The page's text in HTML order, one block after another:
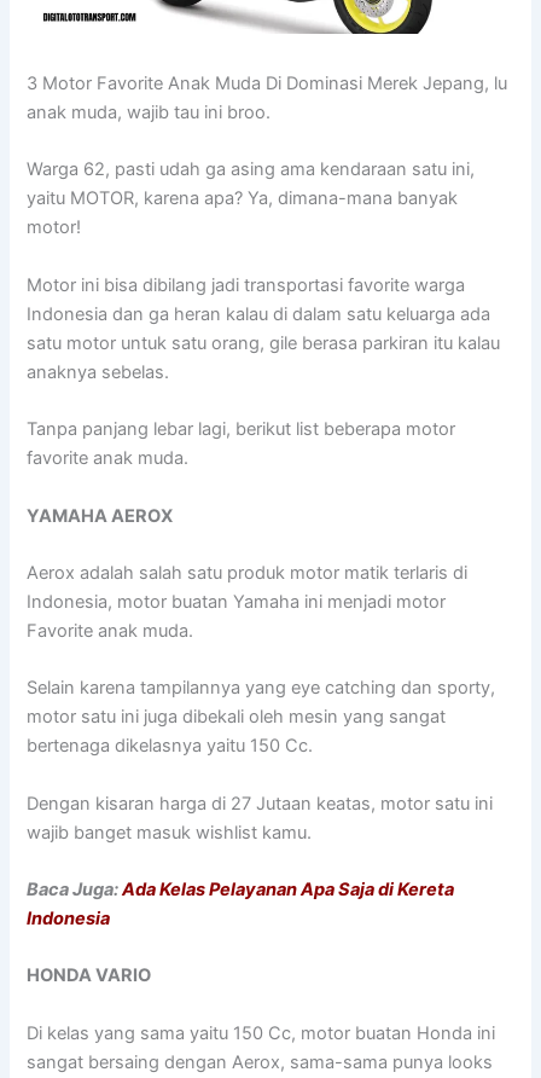
3 Motor Favorite Anak Muda Di Dominasi Merek Jepang, lu
anak muda, wajib tau ini broo.
Warga 62, pasti udah ga asing ama kendaraan satu ini,
yaitu MOTOR, karena apa? Ya, dimana-mana banyak
motor!
Motor ini bisa dibilang jadi transportasi favorite warga
Indonesia dan ga heran kalau di dalam satu keluarga ada
satu motor untuk satu orang, gile berasa parkiran itu kalau
anaknya sebelas.
Tanpa panjang lebar lagi, berikut list beberapa motor
favorite anak muda.
YAMAHA AEROX
Aerox adalah salah satu produk motor matik terlaris di
Indonesia, motor buatan Yamaha ini menjadi motor
Favorite anak muda.
Selain karena tampilannya yang eye catching dan sporty,
motor satu ini juga dibekali oleh mesin yang sangat
bertenaga dikelasnya yaitu 150 Cc.
Dengan kisaran harga di 27 Jutaan keatas, motor satu ini
wajib banget masuk wishlist kamu.
Baca Juga:Ada Kelas Pelayanan Apa Saja di Kereta
Indonesia
HONDA VARIO
Di kelas yang sama yaitu 150 Cc, motor buatan Honda ini
sangat bersaing dengan Aerox, sama-sama punya looks